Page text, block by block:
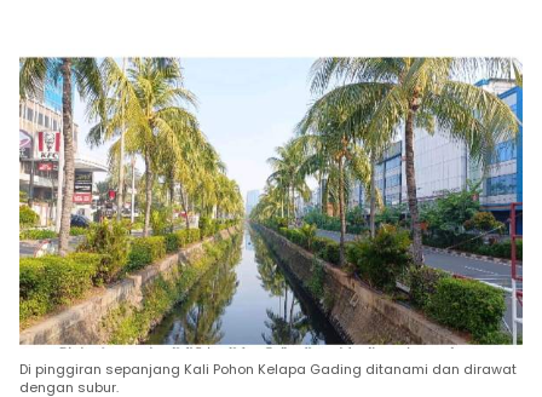
Di pinggiran sepanjang Kali Pohon Kelapa Gading ditanami dan dirawat
dengan subur.